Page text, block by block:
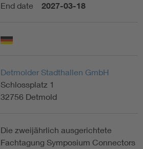
End date 2027-03-18
Detmolder Stadthallen GmbH
Schlossplatz 1
32756 Detmold
Die zweijährlich ausgerichtete
Fachtagung Symposium Connectors